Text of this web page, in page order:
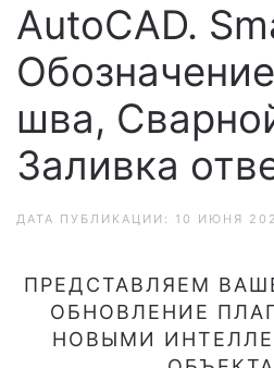
AutoCAD.
шва,
Заливка
ДАТА ПУБЛИКАЦИИ: 10 ИЮНЯ
ПРЕДСТАВЛЯЕМ
ОБНОВЛЕНИЕ
НОВЫМИ